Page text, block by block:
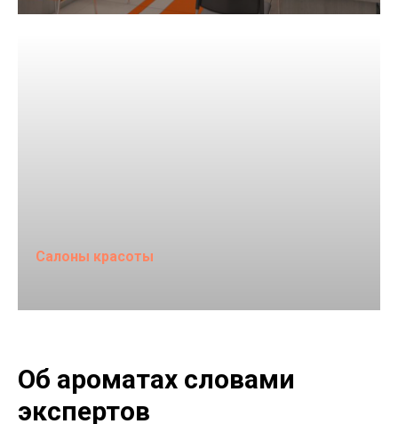
Салоны красоты
Об ароматах словами
экспертов